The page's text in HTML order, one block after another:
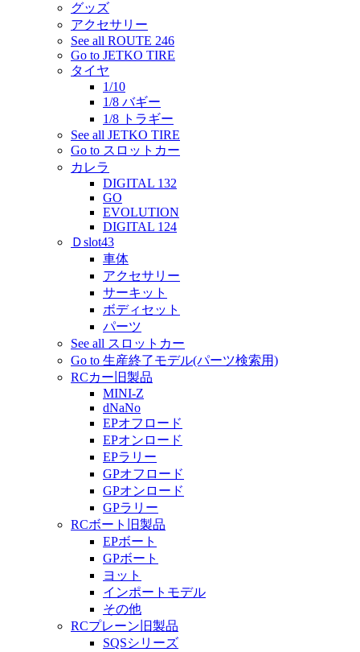
グッズ
アクセサリー
See all ROUTE 246
Go to JETKO TIRE
タイヤ
1/10
1/8 バギー
1/8 トラギー
See all JETKO TIRE
Go to スロットカー
カレラ
DIGITAL 132
GO
EVOLUTION
DIGITAL 124
Ｄslot43
車体
アクセサリー
サーキット
ボディセット
パーツ
See all スロットカー
Go to 生産終了モデル(パーツ検索用)
RCカー旧製品
MINI-Z
dNaNo
EPオフロード
EPオンロード
EPラリー
GPオフロード
GPオンロード
GPラリー
RCボート旧製品
EPボート
GPボート
ヨット
インポートモデル
その他
RCプレーン旧製品
SQSシリーズ